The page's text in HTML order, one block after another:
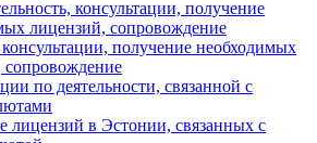
консультации, получение
лицензий, сопровождение
получение необходимых
сопровождение
по деятельности, связанной с
лицензий в Эстонии, связанных с